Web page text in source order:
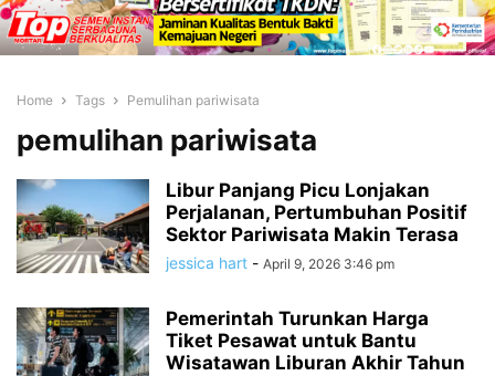
Home Tags Pemulihan pariwisata
pemulihan pariwisata
Libur Panjang Picu Lonjakan
Perjalanan, Pertumbuhan Positif
Sektor Pariwisata Makin Terasa
jessica hart - April 9, 2026 3:46 pm
Pemerintah Turunkan Harga
Tiket Pesawat untuk Bantu
Wisatawan Liburan Akhir Tahun